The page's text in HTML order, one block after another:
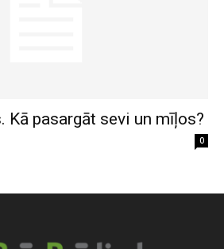
Kā pasargāt sevi un mīļos?
0